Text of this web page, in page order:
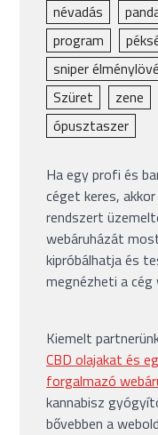
névadás
program
sniper
Szüret
zene
ópusztaszer
Ha egy profi és
céget keres,
rendszert
webáruházát
kipróbálhatja és
megnézheti a
Kiemelt
CBD olajakat és
forgalmazó
kannabisz
bővebben a